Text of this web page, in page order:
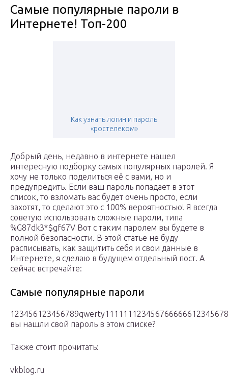
Самые популярные пароли в
Интернете! Топ-200
Как узнать логин и пароль
«ростелеком»
Добрый день, недавно в интернете нашел
интересную подборку самых популярных паролей. Я
хочу не только поделиться её с вами, но и
предупредить. Если ваш пароль попадает в этот
список, то взломать вас будет очень просто, если
захотят, то сделают это с 100% вероятностью! Я всегда
советую использовать сложные пароли, типа
%G87dk3*$gf67V Вот с таким паролем вы будете в
полной безопасности. В этой статье не буду
расписывать, как защитить себя и свои данные в
Интернете, я сделаю в будущем отдельный пост. А
сейчас встречайте:
Самые популярные пароли
вы нашли свой пароль в этом списке?
Также стоит прочитать:
vkblog.ru